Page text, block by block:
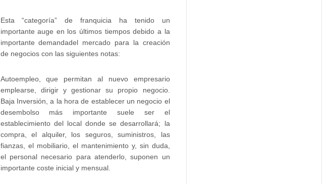
Esta “categoría” de franquicia ha tenido un
importante auge en los últimos tiempos debido a la
importante demandadel mercado para la creación
de negocios con las siguientes notas:
Autoempleo, que permitan al nuevo empresario
emplearse, dirigir y gestionar su propio negocio.
Baja Inversión, a la hora de establecer un negocio el
desembolso más importante suele ser el
establecimiento del local donde se desarrollará; la
compra, el alquiler, los seguros, suministros, las
fianzas, el mobiliario, el mantenimiento y, sin duda,
el personal necesario para atenderlo, suponen un
importante coste inicial y mensual.